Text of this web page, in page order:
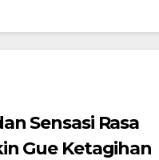
Sensasi Rasa
Gue Ketagihan